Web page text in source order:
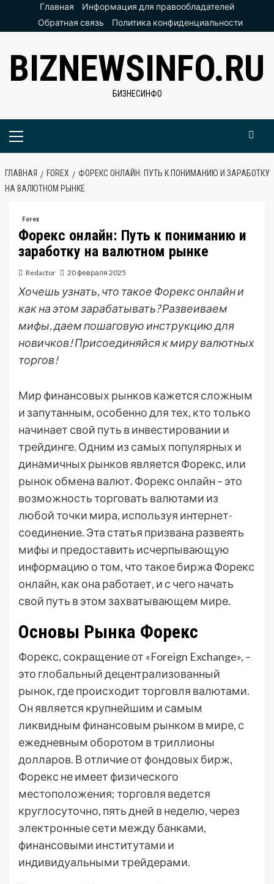
ПерейтиГлавная
Информация для правообладателей
Обратная связь
Политика конфиденциальности
BIZNEWSINFO.RU
БИЗНЕСИНФО
Основное
ГЛАВНАЯ FOREX
ФОРЕКС ОНЛАЙН: ПУТЬ К ПОНИМАНИЮ И ЗАРАБОТКУ
НА ВАЛЮТНОМ РЫНКЕ
Forex
Форекс онлайн: Путь к пониманию и
заработку на валютном рынке
Redactor 20 февраля 2025
Хочешь узнать, что такое Форекс онлайн и
как на этом зарабатывать? Развеиваем
мифы, даем пошаговую инструкцию для
новичков! Присоединяйся к миру валютных
торгов!
Мир финансовых рынков кажется сложным
и запутанным, особенно для тех, кто только
начинает свой путь в инвестировании и
трейдинге. Одним из самых популярных и
динамичных рынков является Форекс, или
рынок обмена валют. Форекс онлайн – это
возможность торговать валютами из
любой точки мира, используя интернет-
соединение. Эта статья призвана развеять
мифы и предоставить исчерпывающую
информацию о том, что такое биржа Форекс
онлайн, как она работает, и с чего начать
свой путь в этом захватывающем мире.
Основы Рынка Форекс
Форекс, сокращение от «Foreign Exchange», –
это глобальный децентрализованный
рынок, где происходит торговля валютами.
Он является крупнейшим и самым
ликвидным финансовым рынком в мире, с
ежедневным оборотом в триллионы
долларов. В отличие от фондовых бирж,
Форекс не имеет физического
местоположения; торговля ведется
круглосуточно, пять дней в неделю, через
электронные сети между банками,
финансовыми институтами и
индивидуальными трейдерами.